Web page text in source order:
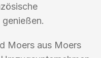
Moers aus Moers